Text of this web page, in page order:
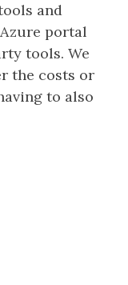
and
portal
tools. We
the costs or
to also